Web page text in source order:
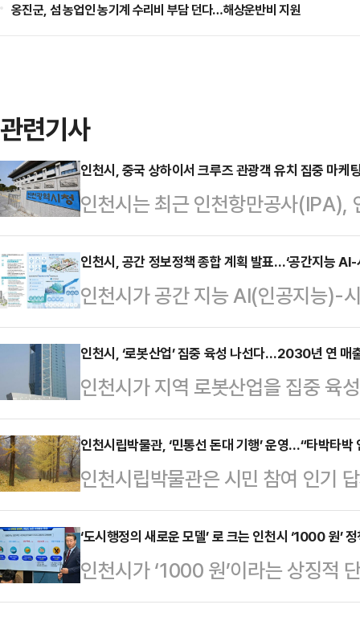
옹진군, 섬 농업인 농기계 수리비 부담 던다…해상운반비 지원
관련기사
인천시, 중국 상하이서 크루즈 관광객 유치 집중 마케
인천시는 최근 인천항만공사(IPA),
동유치단’을 구성, 중국 상하이를
팅을 실시했다고 31일 밝혔다.이번
즈 시장을 확대하기 위한 전략적 행
로얄 캐리비안 그룹(Royal
아시아 회장과 단독 간담회를 갖고
협력 방안을 논의했다.이번 간담회
인천시, 공간 정보정책 종합 계획 발표…‘공간지능 AI-
인천시가 공간 지능 AI(인공지능)-
계획’을 발표했다.시는 30일 송도
획(2026년~2030년) 최종 보고회
털트윈국토 시범 사업 성과보고회
가 추진하는 '인천-트윈(Incheon-
시 운영 전략이 발표됐다.이 플랫폼
행정 분야를 하나의 디지털 공간
인천시, ‘로봇산업’ 집중 육성 나선다…2030년 연 매
인천시가 지역 로봇산업을 집중 육
달성한다는 청사진을 내놨다.인천
산업 혁신성장 정책 발표 및 업무협
는 2022년 기준 1조 3600억원 규
조원 이상으로 늘리기 위해 인공지
을 추진키로 했다.구체적으로 인천
도입 확산을 꾀할 방침이다.도시첨
드에는 400…
인천시립박물관, ‘민통선 돈대 기행’ 운영…“타박타박
인천시립박물관은 시민 참여 인기
마지막 주제로 ‘민통선 돈대 기행’
조선후기 강화도를 방비하기 위해
도 전역에 걸쳐 54개가 세워졌으
남아있다.이번 ‘타박타박, 인천’은
‘도시행정의 새로운 모델’ 로 크는 인천시 ‘1000 원’
인천시가 ‘1000 원’이라는 상징적
고, 세대와 계층을 아우르는 포용